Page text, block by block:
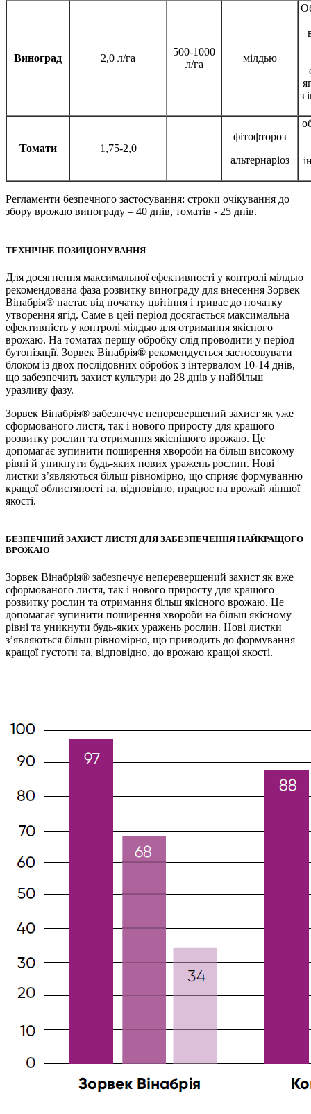
Виноград 2,0 л/га
500-1000
л/га
мілдью
з
Томати 1,75-2,0
фітофтороз
альтернаріоз
Регламенти безпечного застосування: строки очікування до
збору врожаю винограду – 40 днів, томатів - 25 днів.
ТЕХНІЧНЕ ПОЗИЦІОНУВАННЯ
Для досягнення максимальної ефективності у контролі мілдью
рекомендована фаза розвитку винограду для внесення Зорвек
Вінабрія® настає від початку цвітіння і триває до початку
утворення ягід. Саме в цей період досягається максимальна
ефективність у контролі мілдью для отримання якісного
врожаю. На томатах першу обробку слід проводити у період
бутонізації. Зорвек Вінабрія® рекомендується застосовувати
блоком із двох послідовних обробок з інтервалом 10-14 днів,
що забезпечить захист культури до 28 днів у найбільш
уразливу фазу.
Зорвек Вінабрія® забезпечує неперевершений захист як уже
сформованого листя, так і нового приросту для кращого
розвитку рослин та отримання якіснішого врожаю. Це
допомагає зупинити поширення хвороби на більш високому
рівні й уникнути будь-яких нових уражень рослин. Нові
листки з’являються більш рівномірно, що сприяє формуванню
кращої облистяності та, відповідно, працює на врожай ліпшої
якості.
БЕЗПЕЧНИЙ ЗАХИСТ ЛИСТЯ ДЛЯ ЗАБЕЗПЕЧЕННЯ НАЙКРАЩОГО
ВРОЖАЮ
Зорвек Вінабрія® забезпечує неперевершений захист як вже
сформованого листя, так і нового приросту для кращого
розвитку рослин та отримання більш якісного врожаю. Це
допомагає зупинити поширення хвороби на більш якісному
рівні та уникнути будь-яких уражень рослин. Нові листки
з’являються більш рівномірно, що приводить до формування
кращої густоти та, відповідно, до врожаю кращої якості.